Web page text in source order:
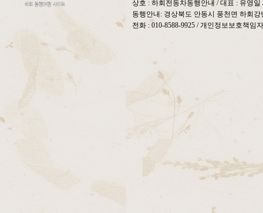
상호 : 하회전동차동행안내 / 대표 : 유영
동행안내: 경상북도 안동시 풍천면 하회
전화 : 010-8588-9925 / 개인정보보호책임